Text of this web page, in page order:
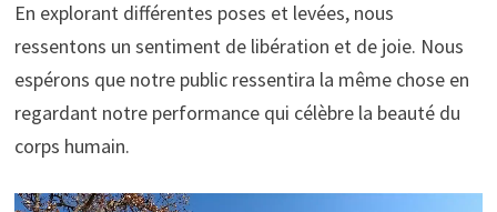
En explorant différentes poses et levées, nous
ressentons un sentiment de libération et de joie. Nous
espérons que notre public ressentira la même chose en
regardant notre performance qui célèbre la beauté du
corps humain.